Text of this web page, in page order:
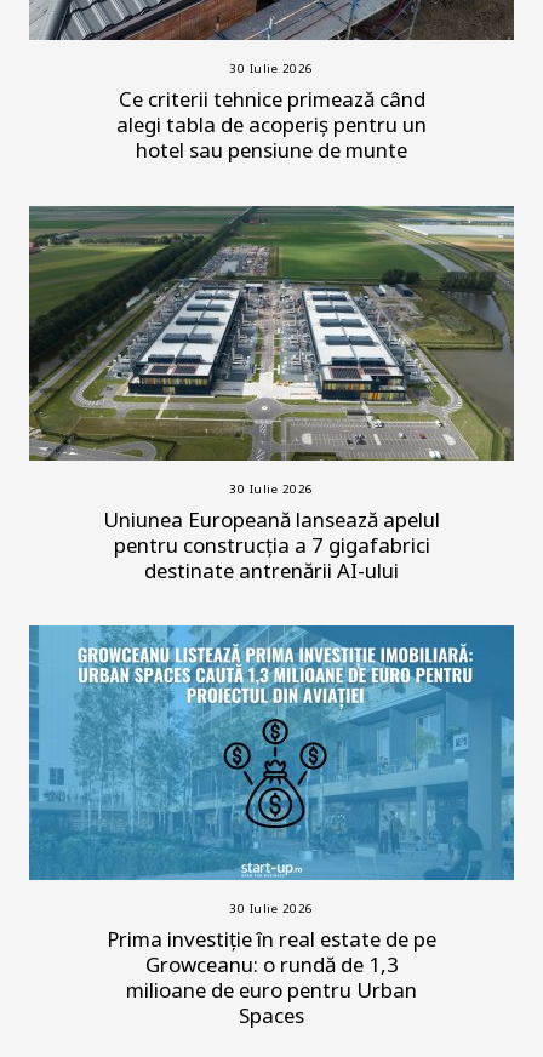
30 Iulie 2026
Ce criterii tehnice primează când
alegi tabla de acoperiș pentru un
hotel sau pensiune de munte
30 Iulie 2026
Uniunea Europeană lansează apelul
pentru construcția a 7 gigafabrici
destinate antrenării AI-ului
30 Iulie 2026
Prima investiție în real estate de pe
Growceanu: o rundă de 1,3
milioane de euro pentru Urban
Spaces